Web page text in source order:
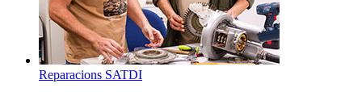
Reparacions SATDI